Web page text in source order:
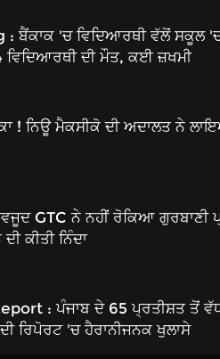
ਬੈਂਕਾਕ 'ਚ ਵਿਦਿਆਰਥੀ ਵੱਲੋਂ ਸਕੂਲ 'ਚ
ਦੀ ਮੌਤ, ਕਈ ਜ਼ਖਮੀ
! ਨਿਊ ਮੈਕਸੀਕੋ ਦੀ ਅਦਾਲਤ ਨੇ
GTC ਨੇ ਨਹੀਂ ਰੋਕਿਆ
ਕੀਤੀ ਨਿੰਦਾ
: ਪੰਜਾਬ ਦੇ 65 ਪ੍ਰਤੀਸ਼ਤ ਤੋਂ
ਰਿਪੋਰਟ 'ਚ ਹੈਰਾਨੀਜਨਕ ਖੁਲਾਸੇ